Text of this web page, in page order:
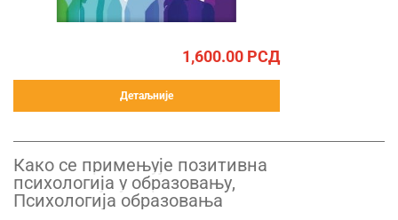
1,600.00 РСД
Детаљније
Како се примењује позитивна
психологија у образовању,
Психологија образовања